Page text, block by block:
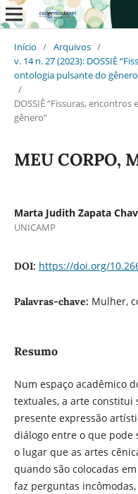
Início / Arquivos /
v. 14 n. 27 (2023): DOSSIÈ
ontologia pulsante do
/
DOSSIÊ “Fissuras,
gênero”
MEU CORPO,
Marta Judith Zapata
UNICAMP
DOI: https://doi.org/
Palavras-chave: Mulher,
Resumo
Num espaço acadêmico
textuales, a arte constitui
presente expressão
diálogo entre o que pode
o lugar que as artes
quando são colocadas
faz perguntas